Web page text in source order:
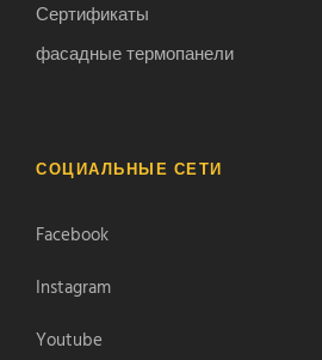
Сертификаты
фасадные термопанели
СОЦИАЛЬНЫЕ СЕТИ
Facebook
Instagram
Youtube